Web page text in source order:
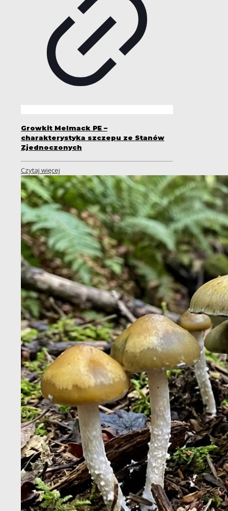
Growkit Melmack PE –
charakterystyka szczepu ze Stanów
Zjednoczonych
Czytaj więcej